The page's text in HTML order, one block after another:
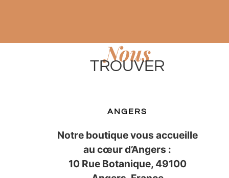
Nous
TROUVER
ANGERS
Notre boutique vous accueille
au cœur d’Angers :
10 Rue Botanique, 49100